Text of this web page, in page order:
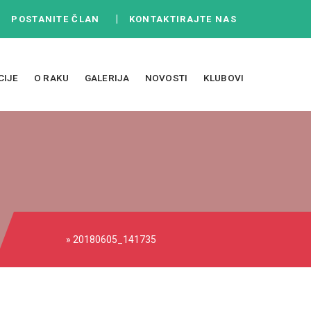
POSTANITE ČLAN KONTAKTIRAJTE NAS
O RAKU GALERIJA NOVOSTI KLUBOVI
» 20180605_141735